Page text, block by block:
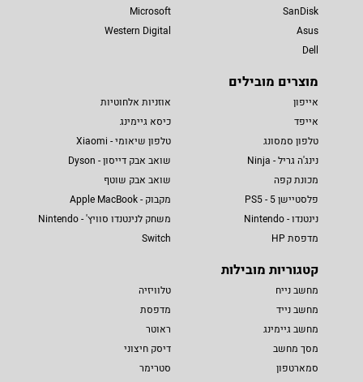
SanDisk
Asus
Dell
Microsoft
Western Digital
מוצרים מובילים
אייפון
אייפד
טלפון סמסונג
נינג'ה גריל - Ninja
מכונת קפה
פלסטיישן 5 - PS5
נינטנדו - Nintendo
מדפסת HP
אוזניות אלחוטיות
כיסא גיימינג
טלפון שיאומי - Xiaomi
שואב אבק דייסון - Dyson
שואב אבק שוטף
מקבוק - Apple MacBook
משחק לנינטנדו סוויץ' - Nintendo
Switch
קטגוריות מובילות
מחשב נייח
מחשב נייד
מחשב גיימינג
מסך מחשב
סמארטפון
טלוויזיה
מדפסת
ראוטר
דיסק חיצוני
סטרימר